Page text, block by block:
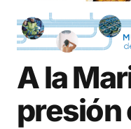
A la
presión